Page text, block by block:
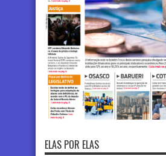
ELAS POR ELAS